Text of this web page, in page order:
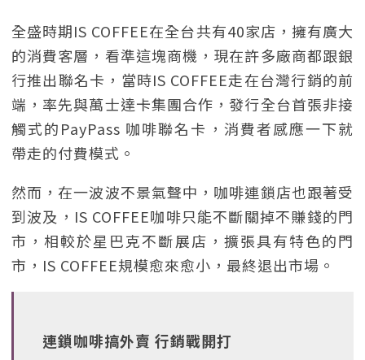
全盛時期IS COFFEE在全台共有40家店，擁有廣大
的消費客層，看準這塊商機，現在許多廠商都跟銀
行推出聯名卡，當時IS COFFEE走在台灣行銷的前
端，率先與萬士達卡集團合作，發行全台首張非接
觸式的PayPass 咖啡聯名卡，消費者感應一下就
帶走的付費模式。
然而，在一波波不景氣聲中，咖啡連鎖店也跟著受
到波及，IS COFFEE咖啡只能不斷關掉不賺錢的門
市，相較於星巴克不斷展店，擴張具有特色的門
市，IS COFFEE規模愈來愈小，最終退出市場。
連鎖咖啡搞外賣 行銷戰開打